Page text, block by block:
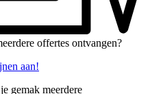
offertes ontvangen?
aan!
gemak meerdere